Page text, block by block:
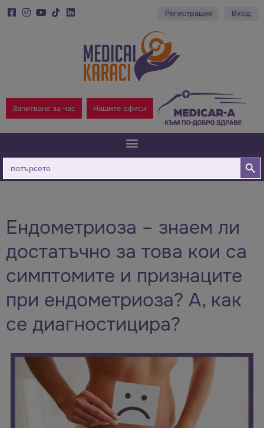
Регистрация Вход
Запитване за час Нашите офиси
Търсене
за:
Бутон
Ендометриоза – знаем ли
достатъчно за това кои са
симптомите и признаците
при ендометриоза? А, как
се диагностицира?